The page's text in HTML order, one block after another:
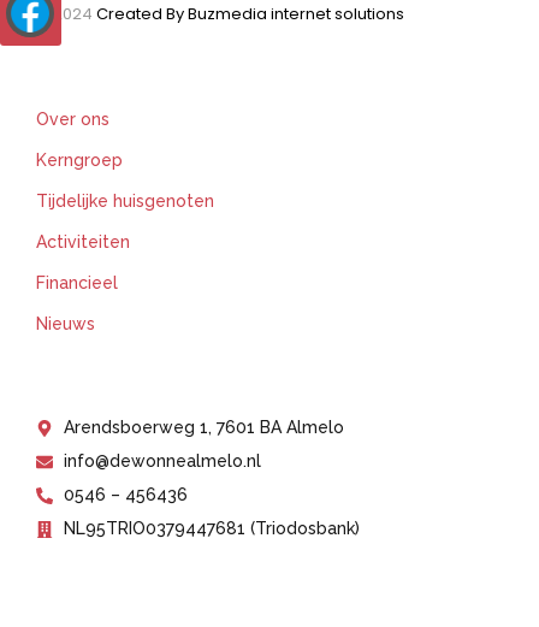
© 2024 Created By Buzmedia internet solutions
Over ons
Kerngroep
Tijdelijke huisgenoten
Activiteiten
Financieel
Nieuws
Arendsboerweg 1, 7601 BA Almelo
info@dewonnealmelo.nl
0546 – 456436
NL95TRIO0379447681 (Triodosbank)